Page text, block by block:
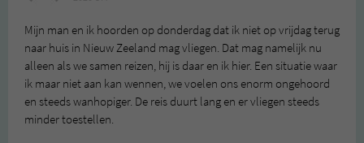
Mijn man en ik hoorden op donderdag dat ik niet op vrijdag terug
naar huis in Nieuw Zeeland mag vliegen. Dat mag namelijk nu
alleen als we samen reizen, hij is daar en ik hier. Een situatie waar
ik maar niet aan kan wennen, we voelen ons enorm ongehoord
en steeds wanhopiger. De reis duurt lang en er vliegen steeds
minder toestellen.